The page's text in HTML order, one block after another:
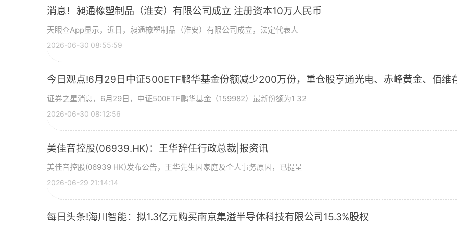
消息！昶通橡塑制品（淮安）有限公司成立 注册资本10万人民币
天眼查App显示，近日，昶通橡塑制品（淮安）有限公司成立，法定代表人
2026-06-30 08:55:59
今日观点!6月29日中证500ETF鹏华基金份额减少200万份，重仓股亨通光电、赤峰黄金、佰维
证券之星消息，6月29日，中证500ETF鹏华基金（159982）最新份额为1 32
2026-06-30 08:12:56
美佳音控股(06939.HK)：王华辞任行政总裁|报资讯
美佳音控股(06939 HK)发布公告，王华先生因家庭及个人事务原因，已提呈
2026-06-29 21:14:14
每日头条!海川智能：拟1.3亿元购买南京集溢半导体科技有限公司15.3%股权